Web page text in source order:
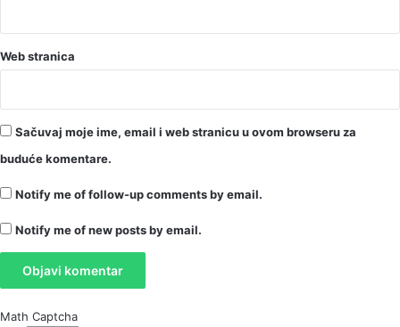
Web stranica
Sačuvaj moje ime, email i web stranicu u ovom browseru za
buduće komentare.
Notify me of follow-up comments by email.
Notify me of new posts by email.
Math Captcha